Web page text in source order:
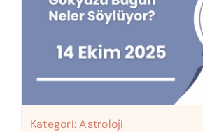
Kategori:Astroloji